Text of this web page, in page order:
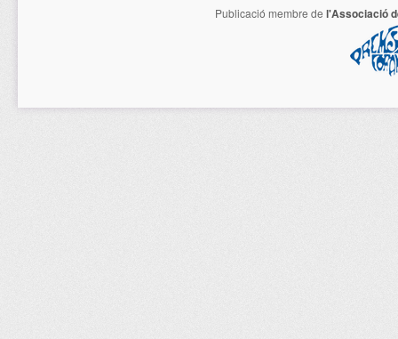
Publicació membre de l'Associació